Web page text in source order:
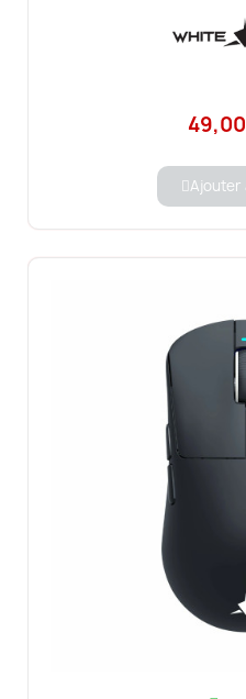
Ajouter